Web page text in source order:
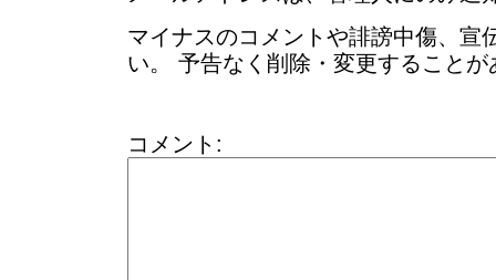
マイナスのコメントや誹謗中傷、宣
い。 予告なく削除・変更することが
コメント: